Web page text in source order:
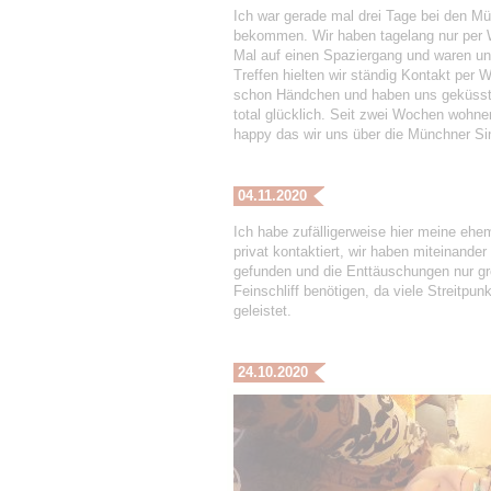
Ich war gerade mal drei Tage bei den
bekommen. Wir haben tagelang nur
Mal auf einen Spaziergang und waren
Treffen hielten wir ständig Kontakt per
schon Händchen und haben uns
total glücklich. Seit zwei Wochen
happy das wir uns über die Münchner
04.11.2020
Ich habe zufälligerweise hier meine
privat kontaktiert, wir haben
gefunden und die Enttäuschungen nur
Feinschliff benötigen, da viele
geleistet.
24.10.2020